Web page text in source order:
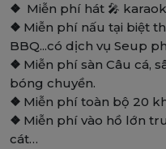
❖ Miễn phí hát 🎤
❖ Miễn phí nấu tại biệt
BBQ...có dịch vụ Seup
❖ Miễn phí sàn Câu cá,
bóng chuyền.
❖ Miễn phí toàn bộ 20
❖ Miễn phí vào hồ lớn
cát…